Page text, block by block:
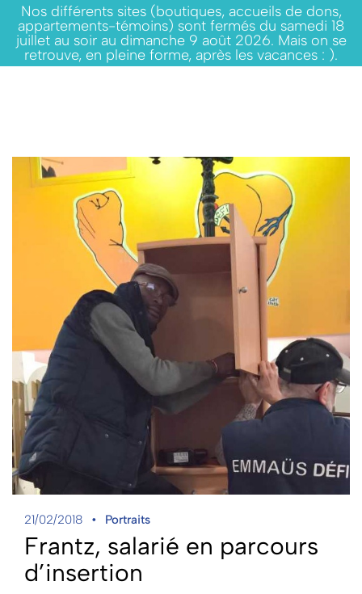
Nos différents sites (boutiques, accueils de dons,
appartements-témoins) sont fermés du samedi 18
juillet au soir au dimanche 9 août 2026. Mais on se
retrouve, en pleine forme, après les vacances : ).
21/02/2018 Portraits
Frantz, salarié en parcours
d’insertion